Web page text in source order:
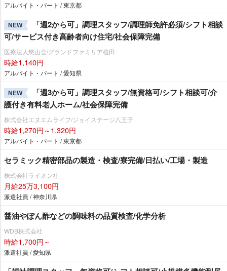
アルバイト・パート / 東京都
NEW
「週2から可」調理スタッフ/調理師免許必須/シフト相談
可/サービス付き高齢者向け住宅/社会保障完備
医療法人悠山会/グランドファミリア植田
時給1,140円
アルバイト・パート / 愛知県
NEW
「週3から可」調理スタッフ/無資格可/シフト相談可/介
護付き有料老人ホーム/社会保障完備
株式会社エヌエムライフ/ジョイステージ八王子
時給1,270円～1,320円
アルバイト・パート / 東京都
セラミック精密部品の製造・検査/寮完備/日払い/工場・製造
株式会社ライオン社
月給25万3,100円
派遣社員 / 神奈川県
醤油やぽん酢などの調味料の品質検査/化学分析
WDB株式会社
時給1,700円～
派遣社員 / 愛知県